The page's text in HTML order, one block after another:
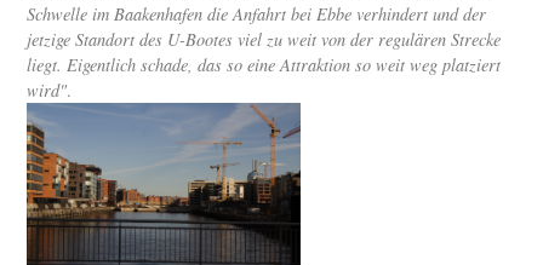
Schwelle im Baakenhafen die Anfahrt bei Ebbe verhindert und der
jetzige Standort des U-Bootes viel zu weit von der regulären Strecke
liegt. Eigentlich schade, das so eine Attraktion so weit weg platziert
wird".